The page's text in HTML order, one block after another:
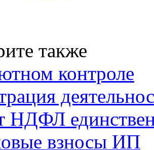
также
контроле
НДФЛ
взносы ИП